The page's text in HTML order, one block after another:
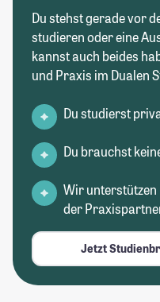
Du stehst gerade vor
studieren oder eine
kannst auch beides
und Praxis im Dualen
Du studierst
Du brauchst
Wir unterstützen
der
Jetzt